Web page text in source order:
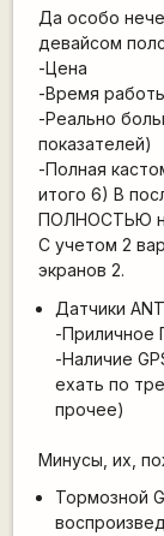
Да особо
девайсом
-Цена
-Время
-Реально
показателей)
-Полная
итого 6) В
ПОЛНОСТЬЮ
С учетом 2
экранов 2.
Датчики
-Приличное
-Наличие
ехать по
прочее)
Минусы, их,
Тормозной